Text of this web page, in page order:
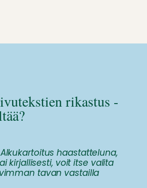
rikastus -
haastatteluna,
kirjallisesti, voit itse valita
tavan vastailla